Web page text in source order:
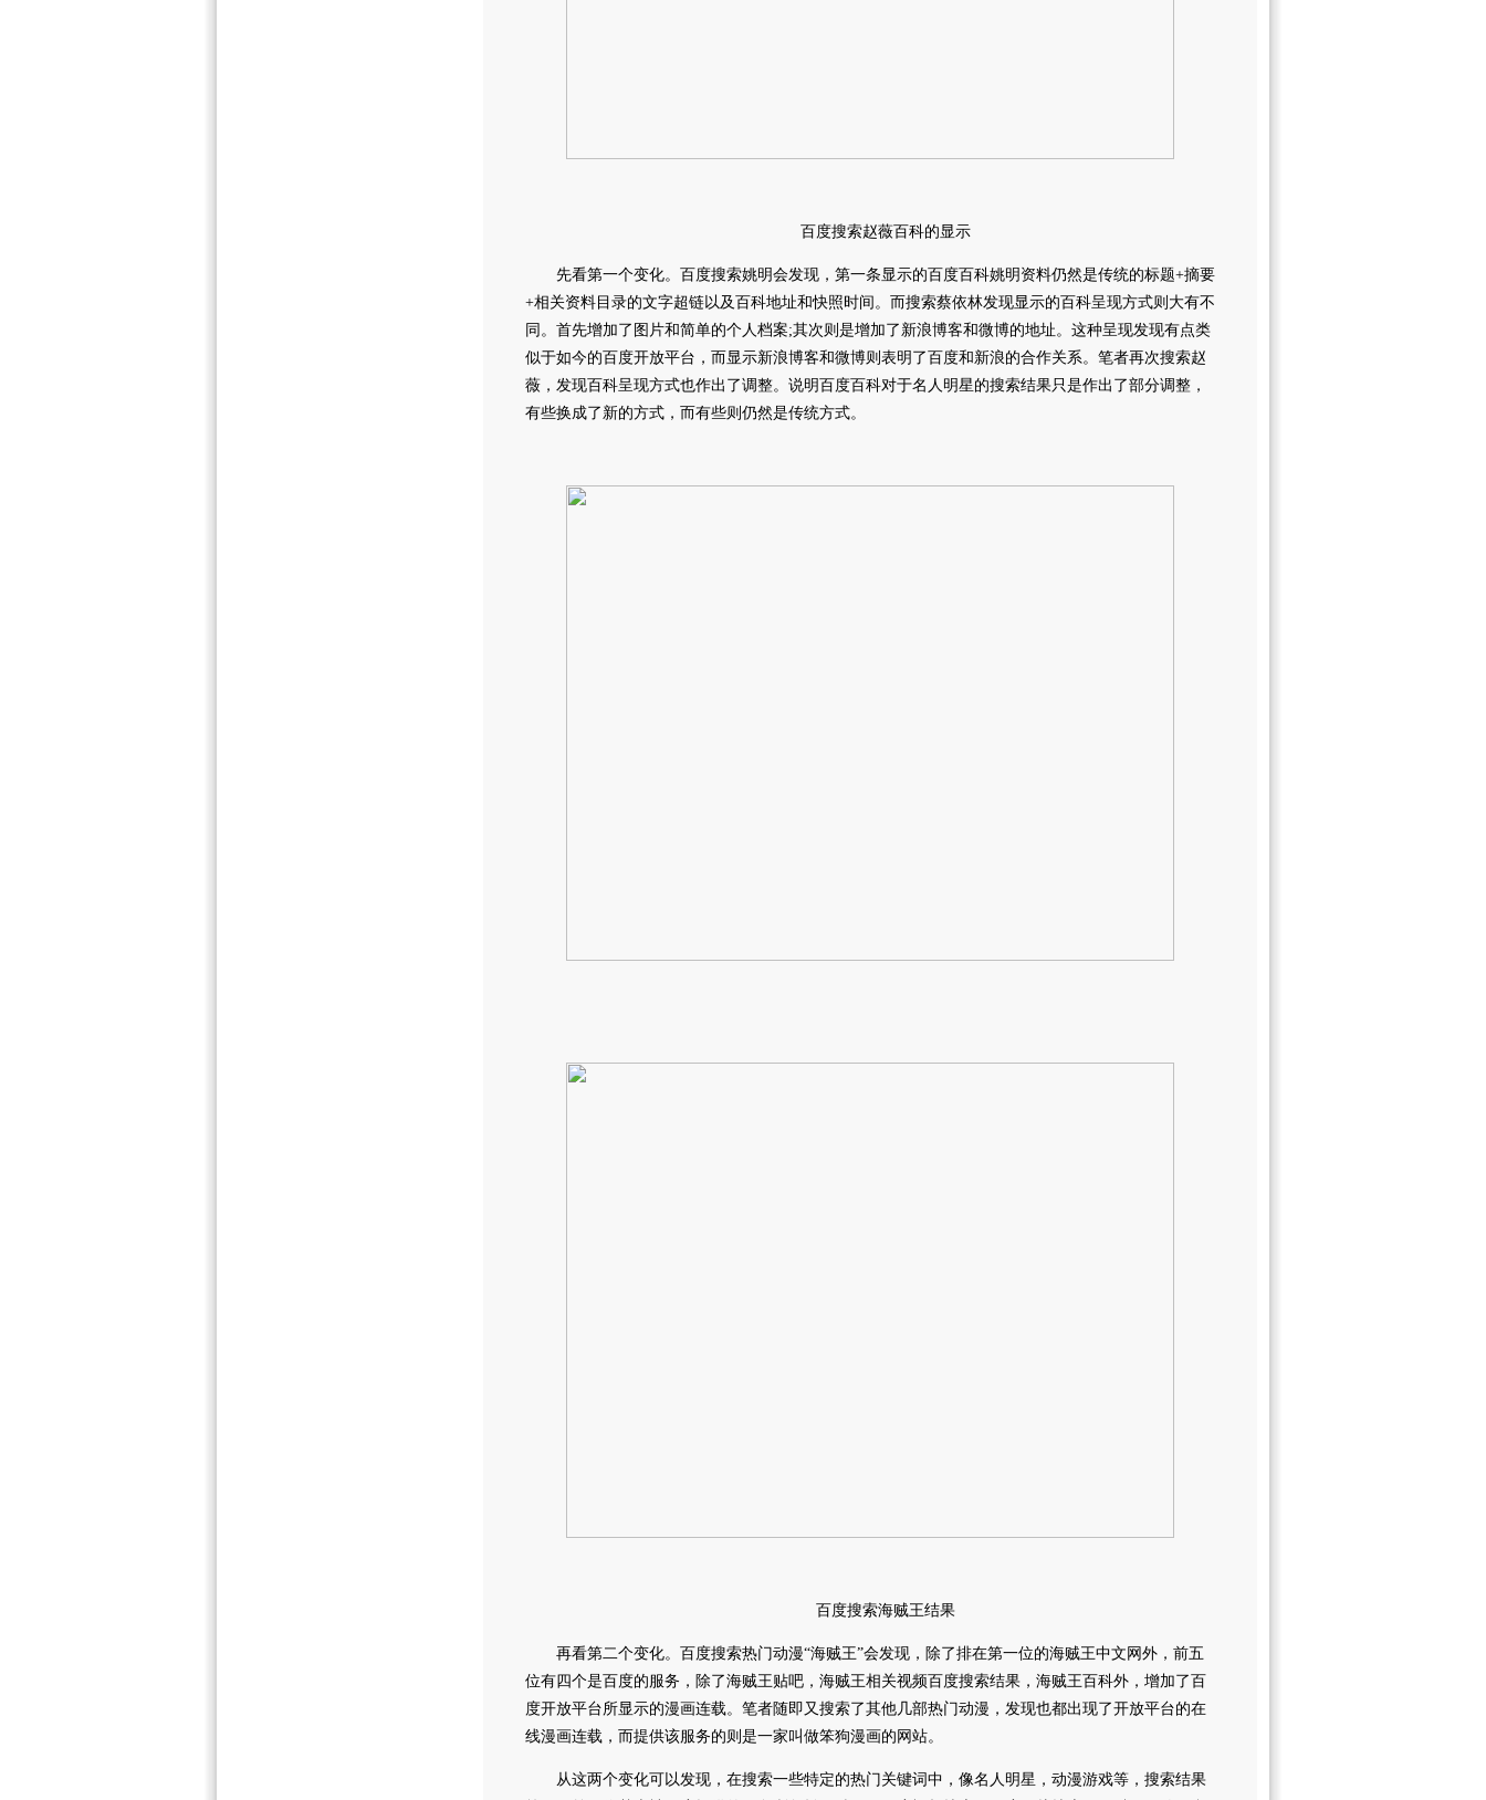
百度搜索赵薇百科的显示
先看第一个变化。百度搜索姚明会发现，第一条显示的百度百科姚明资料仍然是传统的标题+摘要
+相关资料目录的文字超链以及百科地址和快照时间。而搜索蔡依林发现显示的百科呈现方式则大有不
同。首先增加了图片和简单的个人档案;其次则是增加了新浪博客和微博的地址。这种呈现发现有点类
似于如今的百度开放平台，而显示新浪博客和微博则表明了百度和新浪的合作关系。笔者再次搜索赵
薇，发现百科呈现方式也作出了调整。说明百度百科对于名人明星的搜索结果只是作出了部分调整，
有些换成了新的方式，而有些则仍然是传统方式。
百度搜索海贼王结果
再看第二个变化。百度搜索热门动漫“海贼王”会发现，除了排在第一位的海贼王中文网外，前五
位有四个是百度的服务，除了海贼王贴吧，海贼王相关视频百度搜索结果，海贼王百科外，增加了百
度开放平台所显示的漫画连载。笔者随即又搜索了其他几部热门动漫，发现也都出现了开放平台的在
线漫画连载，而提供该服务的则是一家叫做笨狗漫画的网站。
从这两个变化可以发现，在搜索一些特定的热门关键词中，像名人明星，动漫游戏等，搜索结果